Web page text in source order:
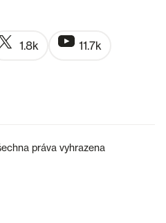
1.8k 11.7k
práva vyhrazena